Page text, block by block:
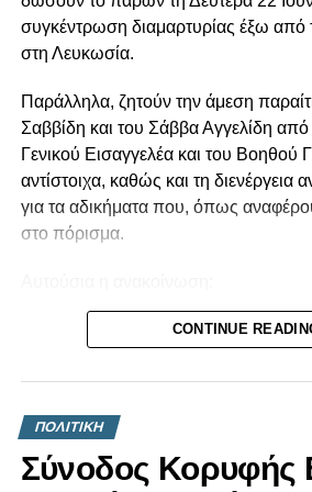
συγκέντρωση διαμαρτυρίας έξω από
στη Λευκωσία.
Παράλληλα, ζητούν την άμεση
Σαββίδη και του Σάββα Αγγελίδη από
Γενικού Εισαγγελέα και του Βοηθού
αντίστοιχα, καθώς και τη διενέργεια
για τα αδικήματα που, όπως
στο πόρισμα.
Το Πόρισμα της Αρχής Κατά της
βιώνει από το σύστημα εξουσίας
Αναστασιάδη-ΔΗΣΥ αλλά και τις
της διαφθοράς. Τα αδικήματα για τα
τέως Πρόεδρος της Δημοκρατίας, Ν.
CONTINUE
ΠΟΛΙΤΙΚΗ
Σύνοδος Κορυφής